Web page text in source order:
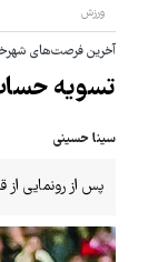
ورزش
آخرین فرصت‌های
تسویه
سینا حسینی
پس از رونمایی از